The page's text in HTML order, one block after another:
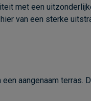
met een
van een sterke
aangenaam terras.